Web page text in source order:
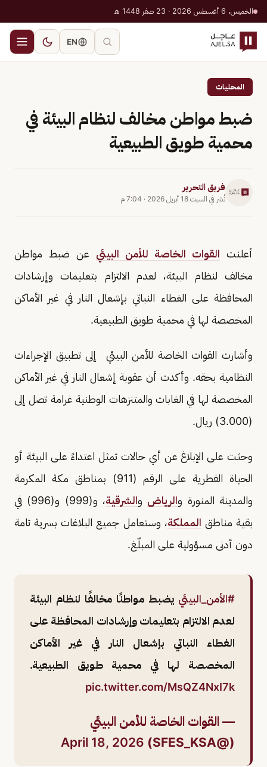
الخميس، 6 أغسطس 2026 · 23 صفر 1448 هـ
EN
المحليات
ضبط مواطن مخالف لنظام البيئة في
محمية طويق الطبيعية
فريق التحرير
نُشر في السبت 18 أبريل 2026 · 7:04 م
أعلنت القوات الخاصة للأمن البيئي عن ضبط مواطن
مخالف لنظام البيئة، لعدم الالتزام بتعليمات وإرشادات
المحافظة على الغطاء النباتي بإشعال النار في غير الأماكن
المخصصة لها في محمية طويق الطبيعية.
وأشارت القوات الخاصة للأمن البيئي إلى تطبيق الإجراءات
النظامية بحقه. وأكدت أن عقوبة إشعال النار في غير الأماكن
المخصصة لها في الغابات والمتنزهات الوطنية غرامة تصل إلى
(3.000) ريال.
وحثت على الإبلاغ عن أي حالات تمثل اعتداءً على البيئة أو
الحياة الفطرية على الرقم (911) بمناطق مكة المكرمة
والمدينة المنورة والرياض والشرقية
، و(999) و(996) في
بقية مناطق المملكة، وستعامل جميع البلاغات بسرية تامة
دون أدنى مسؤولية على المبلّغ.
#الأمن_البيئي يضبط مواطنًا مخالفًا لنظام البيئة
لعدم الالتزام بتعليمات وإرشادات المحافظة على
الغطاء النباتي بإشعال النار في غير الأماكن
المخصصة لها في محمية طويق الطبيعية.
pic.twitter.com/MsQZ4NxI7k
— القوات الخاصة للأمن البيئي
(@SFES_KSA)
April 18, 2026